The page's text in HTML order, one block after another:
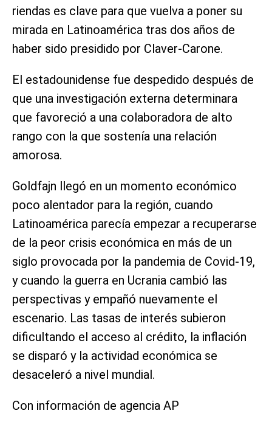
riendas es clave para que vuelva a poner su
mirada en Latinoamérica tras dos años de
haber sido presidido por Claver-Carone.
El estadounidense fue despedido después de
que una investigación externa determinara
que favoreció a una colaboradora de alto
rango con la que sostenía una relación
amorosa.
Goldfajn llegó en un momento económico
poco alentador para la región, cuando
Latinoamérica parecía empezar a recuperarse
de la peor crisis económica en más de un
siglo provocada por la pandemia de Covid-19,
y cuando la guerra en Ucrania cambió las
perspectivas y empañó nuevamente el
escenario. Las tasas de interés subieron
dificultando el acceso al crédito, la inflación
se disparó y la actividad económica se
desaceleró a nivel mundial.
Con información de agencia AP